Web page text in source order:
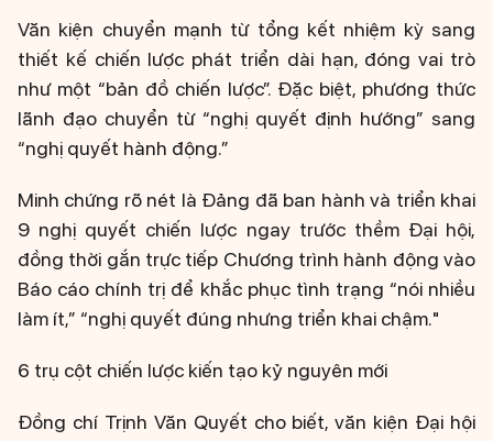
Văn kiện chuyển mạnh từ tổng kết nhiệm kỳ sang
thiết kế chiến lược phát triển dài hạn, đóng vai trò
như một “bản đồ chiến lược”. Đặc biệt, phương thức
lãnh đạo chuyển từ “nghị quyết định hướng” sang
“nghị quyết hành động.”
Minh chứng rõ nét là Đảng đã ban hành và triển khai
9 nghị quyết chiến lược ngay trước thềm Đại hội,
đồng thời gắn trực tiếp Chương trình hành động vào
Báo cáo chính trị để khắc phục tình trạng “nói nhiều
làm ít,” “nghị quyết đúng nhưng triển khai chậm."
6 trụ cột chiến lược kiến tạo kỷ nguyên mới
Đồng chí Trịnh Văn Quyết cho biết, văn kiện Đại hội